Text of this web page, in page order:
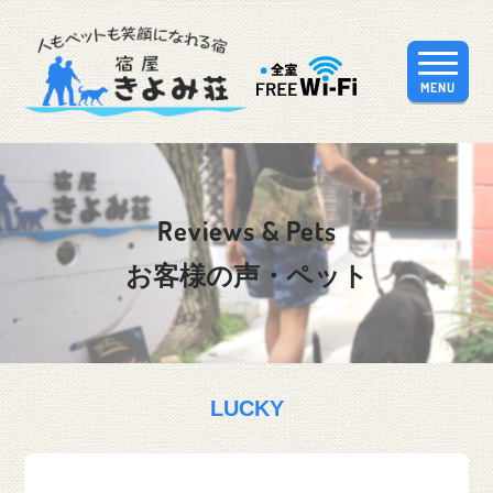
MENU
Reviews & Pets
お客様の声・ペット
LUCKY